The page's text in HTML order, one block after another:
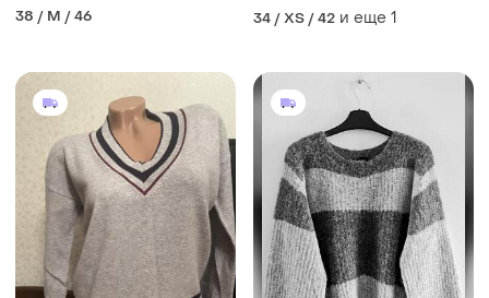
38 / M / 46 34 / XS / 42 и еще 1